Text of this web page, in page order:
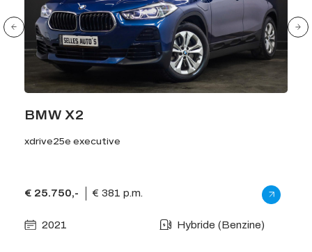
BMW X2
xdrive25e executive
€ 25.750,- € 381 p.m.
2021 Hybride (Benzine)